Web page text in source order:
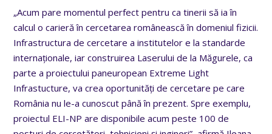
„Acum pare momentul perfect pentru ca tinerii să ia în
calcul o carieră în cercetarea românească în domeniul fizicii.
Infrastructura de cercetare a institutelor e la standarde
internaționale, iar construirea Laserului de la Măgurele, ca
parte a proiectului paneuropean Extreme Light
Infrastucture, va crea oportunități de cercetare pe care
România nu le-a cunoscut până în prezent. Spre exemplu,
proiectul ELI-NP are disponibile acum peste 100 de